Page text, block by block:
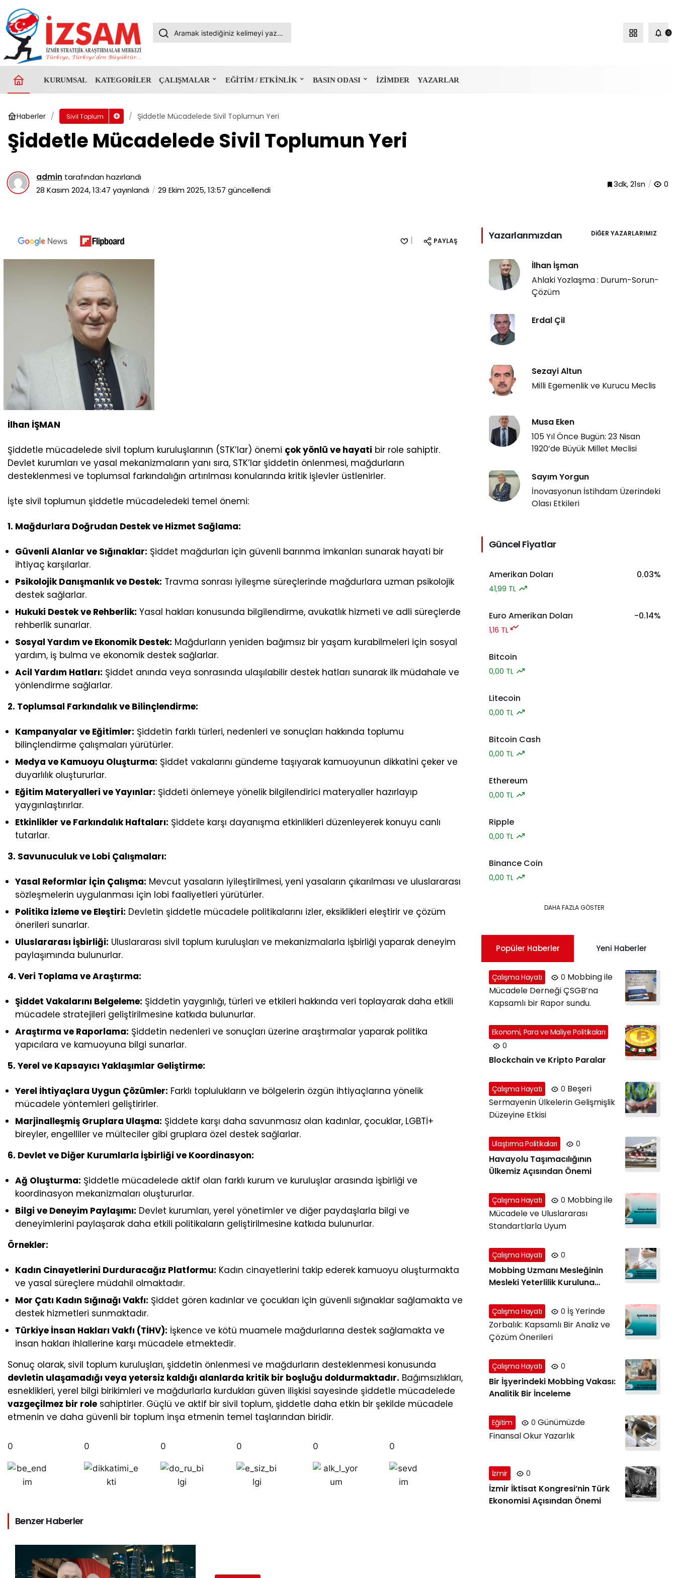
0
KURUMSAL KATEGORILER ÇALIŞMALAR EĞITIM / ETKINLIK BASIN ODASI İZIMDER YAZARLAR
Haberler Sivil Toplum Şiddetle Mücadelede Sivil Toplumun Yeri
Şiddetle Mücadelede Sivil Toplumun Yeri
admin tarafından hazırlandı
28 Kasım 2024, 13:47 yayınlandı 29 Ekim 2025, 13:57 güncellendi
3dk, 21sn 0
PAYLAŞ
İlhan İŞMAN
Şiddetle mücadelede sivil toplum kuruluşlarının (STK’lar) önemi çok yönlü ve hayati bir role sahiptir.
Devlet kurumları ve yasal mekanizmaların yanı sıra, STK’lar şiddetin önlenmesi, mağdurların
desteklenmesi ve toplumsal farkındalığın artırılması konularında kritik işlevler üstlenirler.
İşte sivil toplumun şiddetle mücadeledeki temel önemi:
1. Mağdurlara Doğrudan Destek ve Hizmet Sağlama:
Güvenli Alanlar ve Sığınaklar: Şiddet mağdurları için güvenli barınma imkanları sunarak hayati bir
ihtiyaç karşılarlar.
Psikolojik Danışmanlık ve Destek: Travma sonrası iyileşme süreçlerinde mağdurlara uzman psikolojik
destek sağlarlar.
Hukuki Destek ve Rehberlik: Yasal hakları konusunda bilgilendirme, avukatlık hizmeti ve adli süreçlerde
rehberlik sunarlar.
Sosyal Yardım ve Ekonomik Destek: Mağdurların yeniden bağımsız bir yaşam kurabilmeleri için sosyal
yardım, iş bulma ve ekonomik destek sağlarlar.
Acil Yardım Hatları: Şiddet anında veya sonrasında ulaşılabilir destek hatları sunarak ilk müdahale ve
yönlendirme sağlarlar.
2. Toplumsal Farkındalık ve Bilinçlendirme:
Kampanyalar ve Eğitimler: Şiddetin farklı türleri, nedenleri ve sonuçları hakkında toplumu
bilinçlendirme çalışmaları yürütürler.
Medya ve Kamuoyu Oluşturma: Şiddet vakalarını gündeme taşıyarak kamuoyunun dikkatini çeker ve
duyarlılık oluştururlar.
Eğitim Materyalleri ve Yayınlar: Şiddeti önlemeye yönelik bilgilendirici materyaller hazırlayıp
yaygınlaştırırlar.
Etkinlikler ve Farkındalık Haftaları: Şiddete karşı dayanışma etkinlikleri düzenleyerek konuyu canlı
tutarlar.
3. Savunuculuk ve Lobi Çalışmaları:
Yasal Reformlar İçin Çalışma: Mevcut yasaların iyileştirilmesi, yeni yasaların çıkarılması ve uluslararası
sözleşmelerin uygulanması için lobi faaliyetleri yürütürler.
Politika İzleme ve Eleştiri: Devletin şiddetle mücadele politikalarını izler, eksiklikleri eleştirir ve çözüm
önerileri sunarlar.
Uluslararası İşbirliği: Uluslararası sivil toplum kuruluşları ve mekanizmalarla işbirliği yaparak deneyim
paylaşımında bulunurlar.
4. Veri Toplama ve Araştırma:
Şiddet Vakalarını Belgeleme: Şiddetin yaygınlığı, türleri ve etkileri hakkında veri toplayarak daha etkili
mücadele stratejileri geliştirilmesine katkıda bulunurlar.
Araştırma ve Raporlama: Şiddetin nedenleri ve sonuçları üzerine araştırmalar yaparak politika
yapıcılara ve kamuoyuna bilgi sunarlar.
5. Yerel ve Kapsayıcı Yaklaşımlar Geliştirme:
Yerel İhtiyaçlara Uygun Çözümler: Farklı toplulukların ve bölgelerin özgün ihtiyaçlarına yönelik
mücadele yöntemleri geliştirirler.
Marjinalleşmiş Gruplara Ulaşma: Şiddete karşı daha savunmasız olan kadınlar, çocuklar, LGBTİ+
bireyler, engelliler ve mülteciler gibi gruplara özel destek sağlarlar.
6. Devlet ve Diğer Kurumlarla İşbirliği ve Koordinasyon:
Ağ Oluşturma: Şiddetle mücadelede aktif olan farklı kurum ve kuruluşlar arasında işbirliği ve
koordinasyon mekanizmaları oluştururlar.
Bilgi ve Deneyim Paylaşımı: Devlet kurumları, yerel yönetimler ve diğer paydaşlarla bilgi ve
deneyimlerini paylaşarak daha etkili politikaların geliştirilmesine katkıda bulunurlar.
Örnekler:
Kadın Cinayetlerini Durduracağız Platformu: Kadın cinayetlerini takip ederek kamuoyu oluşturmakta
ve yasal süreçlere müdahil olmaktadır.
Mor Çatı Kadın Sığınağı Vakfı: Şiddet gören kadınlar ve çocukları için güvenli sığınaklar sağlamakta ve
destek hizmetleri sunmaktadır.
Türkiye İnsan Hakları Vakfı (TİHV): İşkence ve kötü muamele mağdurlarına destek sağlamakta ve
insan hakları ihlallerine karşı mücadele etmektedir.
Sonuç olarak, sivil toplum kuruluşları, şiddetin önlenmesi ve mağdurların desteklenmesi konusunda
devletin ulaşamadığı veya yetersiz kaldığı alanlarda kritik bir boşluğu doldurmaktadır. Bağımsızlıkları,
esneklikleri, yerel bilgi birikimleri ve mağdurlarla kurdukları güven ilişkisi sayesinde şiddetle mücadelede
vazgeçilmez bir role sahiptirler. Güçlü ve aktif bir sivil toplum, şiddetle daha etkin bir şekilde mücadele
etmenin ve daha güvenli bir toplum inşa etmenin temel taşlarından biridir.
0 0 0 0 0 0
Benzer Haberler
Yazarlarımızdan DIĞER YAZARLARIMIZ
İlhan İşman
Ahlaki Yozlaşma : Durum-Sorun-
Çözüm
Erdal Çil
Sezayi Altun
Milli Egemenlik ve Kurucu Meclis
Musa Eken
105 Yıl Önce Bugün: 23 Nisan
1920’de Büyük Millet Meclisi
Sayım Yorgun
İnovasyonun İstihdam Üzerindeki
Olası Etkileri
Güncel Fiyatlar
Amerikan Doları 0.03%
41,99 TL
Euro Amerikan Doları -0.14%
1,16 TL
Bitcoin
0,00 TL
Litecoin
0,00 TL
Bitcoin Cash
0,00 TL
Ethereum
0,00 TL
Ripple
0,00 TL
Binance Coin
0,00 TL
DAHA FAZLA GÖSTER
Popüler Haberler Yeni Haberler
Çalışma Hayatı 0 Mobbing ile
Mücadele Derneği ÇSGB’na
Kapsamlı bir Rapor sundu.
Ekonomi, Para ve Maliye Politikaları
0
Blockchain ve Kripto Paralar
Çalışma Hayatı 0 Beşeri
Sermayenin Ülkelerin Gelişmişlik
Düzeyine Etkisi
Ulaştırma Politikaları 0
Havayolu Taşımacılığının
Ülkemiz Açısından Önemi
Çalışma Hayatı 0 Mobbing ile
Mücadele ve Uluslararası
Standartlarla Uyum
Çalışma Hayatı 0
Mobbing Uzmanı Mesleğinin
Mesleki Yeterlilik Kuruluna
Çalışma Hayatı 0 İş Yerinde
Zorbalık: Kapsamlı Bir Analiz ve
Çözüm Önerileri
Çalışma Hayatı 0
Bir İşyerindeki Mobbing Vakası:
Analitik Bir İnceleme
Eğitim 0 Günümüzde
Finansal Okur Yazarlık
İzmir 0
İzmir İktisat Kongresi’nin Türk
Ekonomisi Açısından Önemi